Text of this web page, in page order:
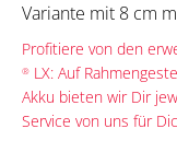
Variante mit 8 cm
Profitiere von den
® LX: Auf
Akku bieten wir Dir
Service von uns für